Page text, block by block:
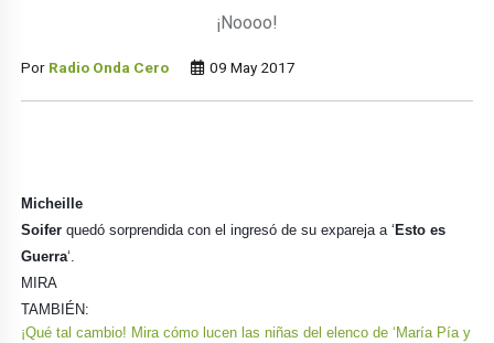
¡Noooo!
Por Radio Onda Cero 09 May 2017
Micheille
Soifer quedó sorprendida con el ingresó de su expareja a ‘Esto es
Guerra‘.
MIRA
TAMBIÉN:
¡Qué tal cambio! Mira cómo lucen las niñas del elenco de ‘María Pía y